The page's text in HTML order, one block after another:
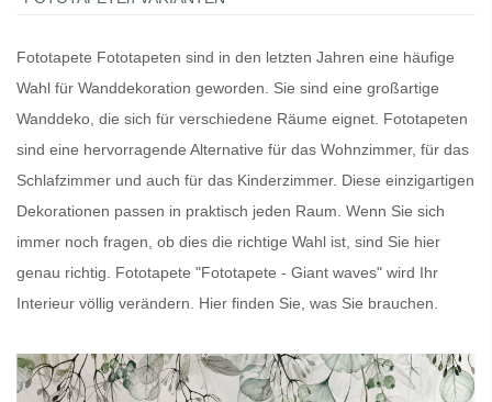
Fototapete Fototapeten sind in den letzten Jahren eine häufige
Wahl für Wanddekoration geworden. Sie sind eine großartige
Wanddeko, die sich für verschiedene Räume eignet. Fototapeten
sind eine hervorragende Alternative für das Wohnzimmer, für das
Schlafzimmer und auch für das Kinderzimmer. Diese einzigartigen
Dekorationen passen in praktisch jeden Raum. Wenn Sie sich
immer noch fragen, ob dies die richtige Wahl ist, sind Sie hier
genau richtig. Fototapete "Fototapete - Giant waves" wird Ihr
Interieur völlig verändern. Hier finden Sie, was Sie brauchen.